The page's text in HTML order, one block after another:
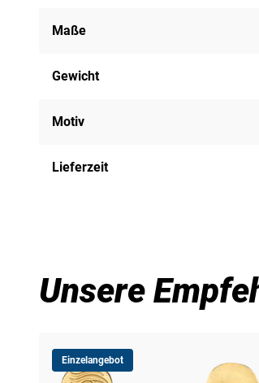
Maße
Gewicht
Motiv
Lieferzeit
Unsere
Einzelangebot